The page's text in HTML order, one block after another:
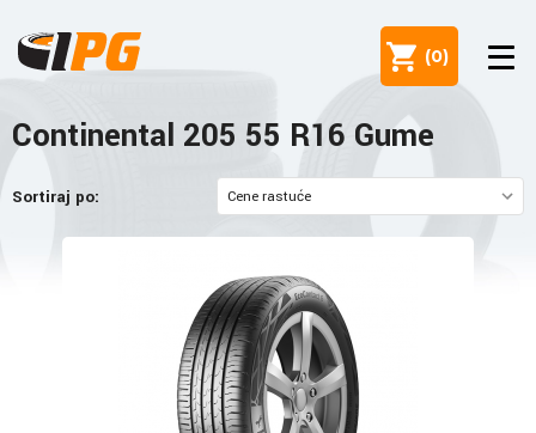
(0)
Continental 205 55 R16 Gume
Sortiraj po: